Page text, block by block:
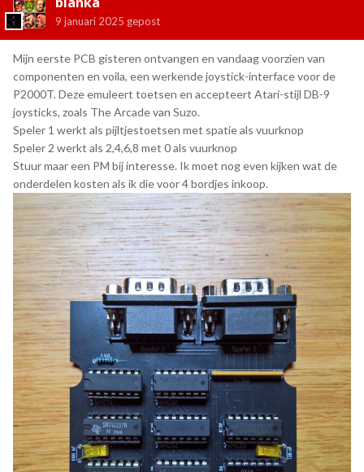
9 januari 2025 gepost
Mijn eerste PCB gisteren ontvangen en vandaag voorzien van
componenten en voila, een werkende joystick-interface voor de
P2000T. Deze emuleert toetsen en accepteert Atari-stijl DB-9
joysticks, zoals The Arcade van Suzo.
Speler 1 werkt als pijltjestoetsen met spatie als vuurknop
Speler 2 werkt als 2,4,6,8 met 0 als vuurknop
Stuur maar een PM bij interesse. Ik moet nog even kijken wat de
onderdelen kosten als ik die voor 4 bordjes inkoop.